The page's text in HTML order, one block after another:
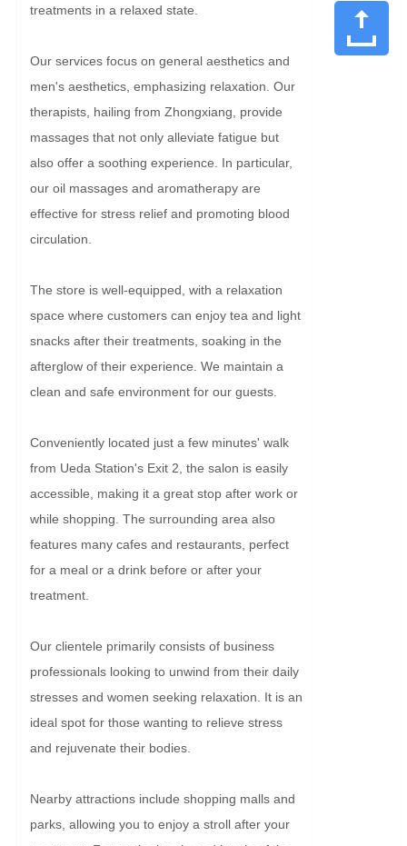
treatments in a relaxed state.
Our services focus on general aesthetics and
men's aesthetics, emphasizing relaxation. Our
therapists, hailing from Zhongxiang, provide
massages that not only alleviate fatigue but
also offer a soothing experience. In particular,
our oil massages and aromatherapy are
effective for stress relief and promoting blood
circulation.
The store is well-equipped, with a relaxation
space where customers can enjoy tea and light
snacks after their treatments, soaking in the
afterglow of their experience. We maintain a
clean and safe environment for our guests.
Conveniently located just a few minutes' walk
from Ueda Station's Exit 2, the salon is easily
accessible, making it a great stop after work or
while shopping. The surrounding area also
features many cafes and restaurants, perfect
for a meal or a drink before or after your
treatment.
Our clientele primarily consists of business
professionals looking to unwind from their daily
stresses and women seeking relaxation. It is an
ideal spot for those wanting to relieve stress
and rejuvenate their bodies.
Nearby attractions include shopping malls and
parks, allowing you to enjoy a stroll after your